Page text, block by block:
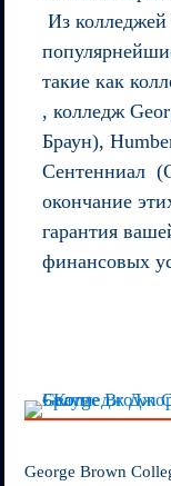
Из
такие как
, колледж
Браун),
Сентенниал
окончание
гарантия
финансовых
George Brown